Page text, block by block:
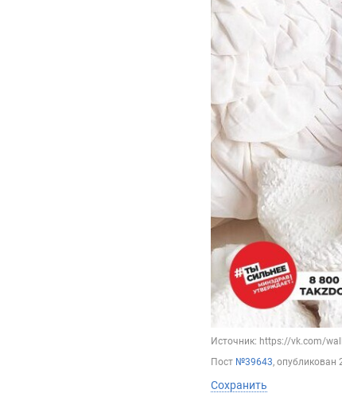
Источник: https://vk.com/
Пост №39643, опубликован
Сохранить